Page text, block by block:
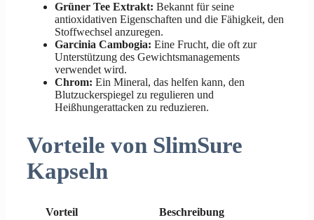
Grüner Tee Extrakt: Bekannt für seine
antioxidativen Eigenschaften und die Fähigkeit, den
Stoffwechsel anzuregen.
Garcinia Cambogia: Eine Frucht, die oft zur
Unterstützung des Gewichtsmanagements
verwendet wird.
Chrom: Ein Mineral, das helfen kann, den
Blutzuckerspiegel zu regulieren und
Heißhungerattacken zu reduzieren.
Vorteile von SlimSure
Kapseln
Vorteil Beschreibung